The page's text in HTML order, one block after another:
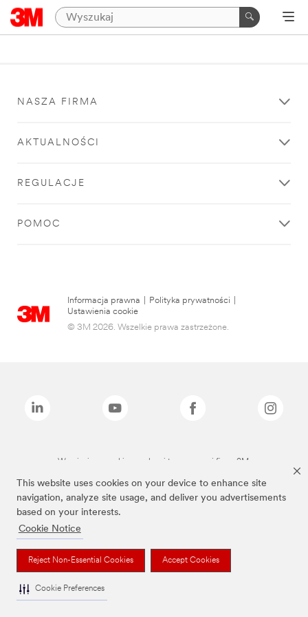
This website uses cookies on your device to enhance site
navigation, analyze site usage, and deliver you advertisements
based on your interests.
Cookie Notice
Reject Non-Essential Cookies Accept Cookies
Cookie Preferences
NASZA FIRMA
AKTUALNOŚCI
REGULACJE
POMOC
Informacja prawna Polityka prywatności
Ustawienia cookie
© 3M 2026. Wszelkie prawa zastrzeżone.
Wymienione marki są znakami towarowymi firmy 3M.